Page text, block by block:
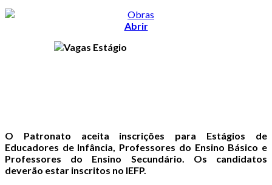
Abrir
O Patronato aceita inscrições para Estágios de
Educadores de Infância, Professores do Ensino Básico e
Professores do Ensino Secundário. Os candidatos
deverão estar inscritos no IEFP.